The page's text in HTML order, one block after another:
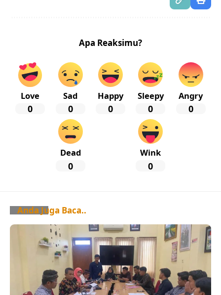
Apa Reaksimu?
Love
0
Sad
0
Happy
0
Sleepy
0
Angry
0
Dead
0
Wink
0
Anda Juga Baca..